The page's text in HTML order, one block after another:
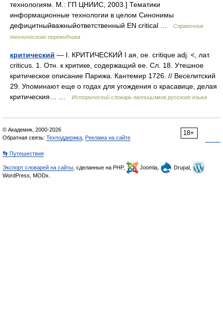
технологиям. М.: ГП ЦНИИС, 2003.] Тематики
информационные технологии в целом Синонимы
дефицитныйважныйответственный EN critical …
Справочник
технического переводчика
критический — I. КРИТИЧЕСКИЙ I ая, ое. critique adj. <, лат.
criticus. 1. Отн. к критике, содержащий ее. Сл. 18. Утешное
критическое описание Парижа. Кантемир 1726. // Веселитский
29. Упоминают еще о годах для угождения о красавице, делая
критическия… …
Исторический словарь галлицизмов русского языка
18+
© Академик, 2000-2026
Обратная связь: Техподдержка Реклама на сайте
👣 Путешествия
Экспорт словарей на сайты , сделанные на PHP, Joomla,
Drupal,
WordPress, MODx.